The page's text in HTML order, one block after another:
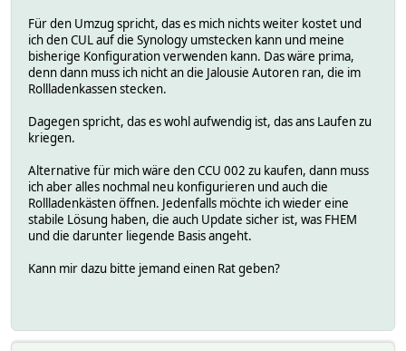
Für den Umzug spricht, das es mich nichts weiter kostet und
ich den CUL auf die Synology umstecken kann und meine
bisherige Konfiguration verwenden kann. Das wäre prima,
denn dann muss ich nicht an die Jalousie Autoren ran, die im
Rollladenkassen stecken.
Dagegen spricht, das es wohl aufwendig ist, das ans Laufen zu
kriegen.
Alternative für mich wäre den CCU 002 zu kaufen, dann muss
ich aber alles nochmal neu konfigurieren und auch die
Rollladenkästen öffnen. Jedenfalls möchte ich wieder eine
stabile Lösung haben, die auch Update sicher ist, was FHEM
und die darunter liegende Basis angeht.
Kann mir dazu bitte jemand einen Rat geben?